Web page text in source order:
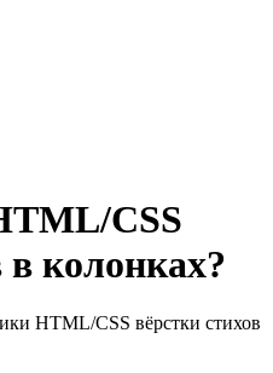
CSS
в колонках?
HTML/CSS вёрстки стихов